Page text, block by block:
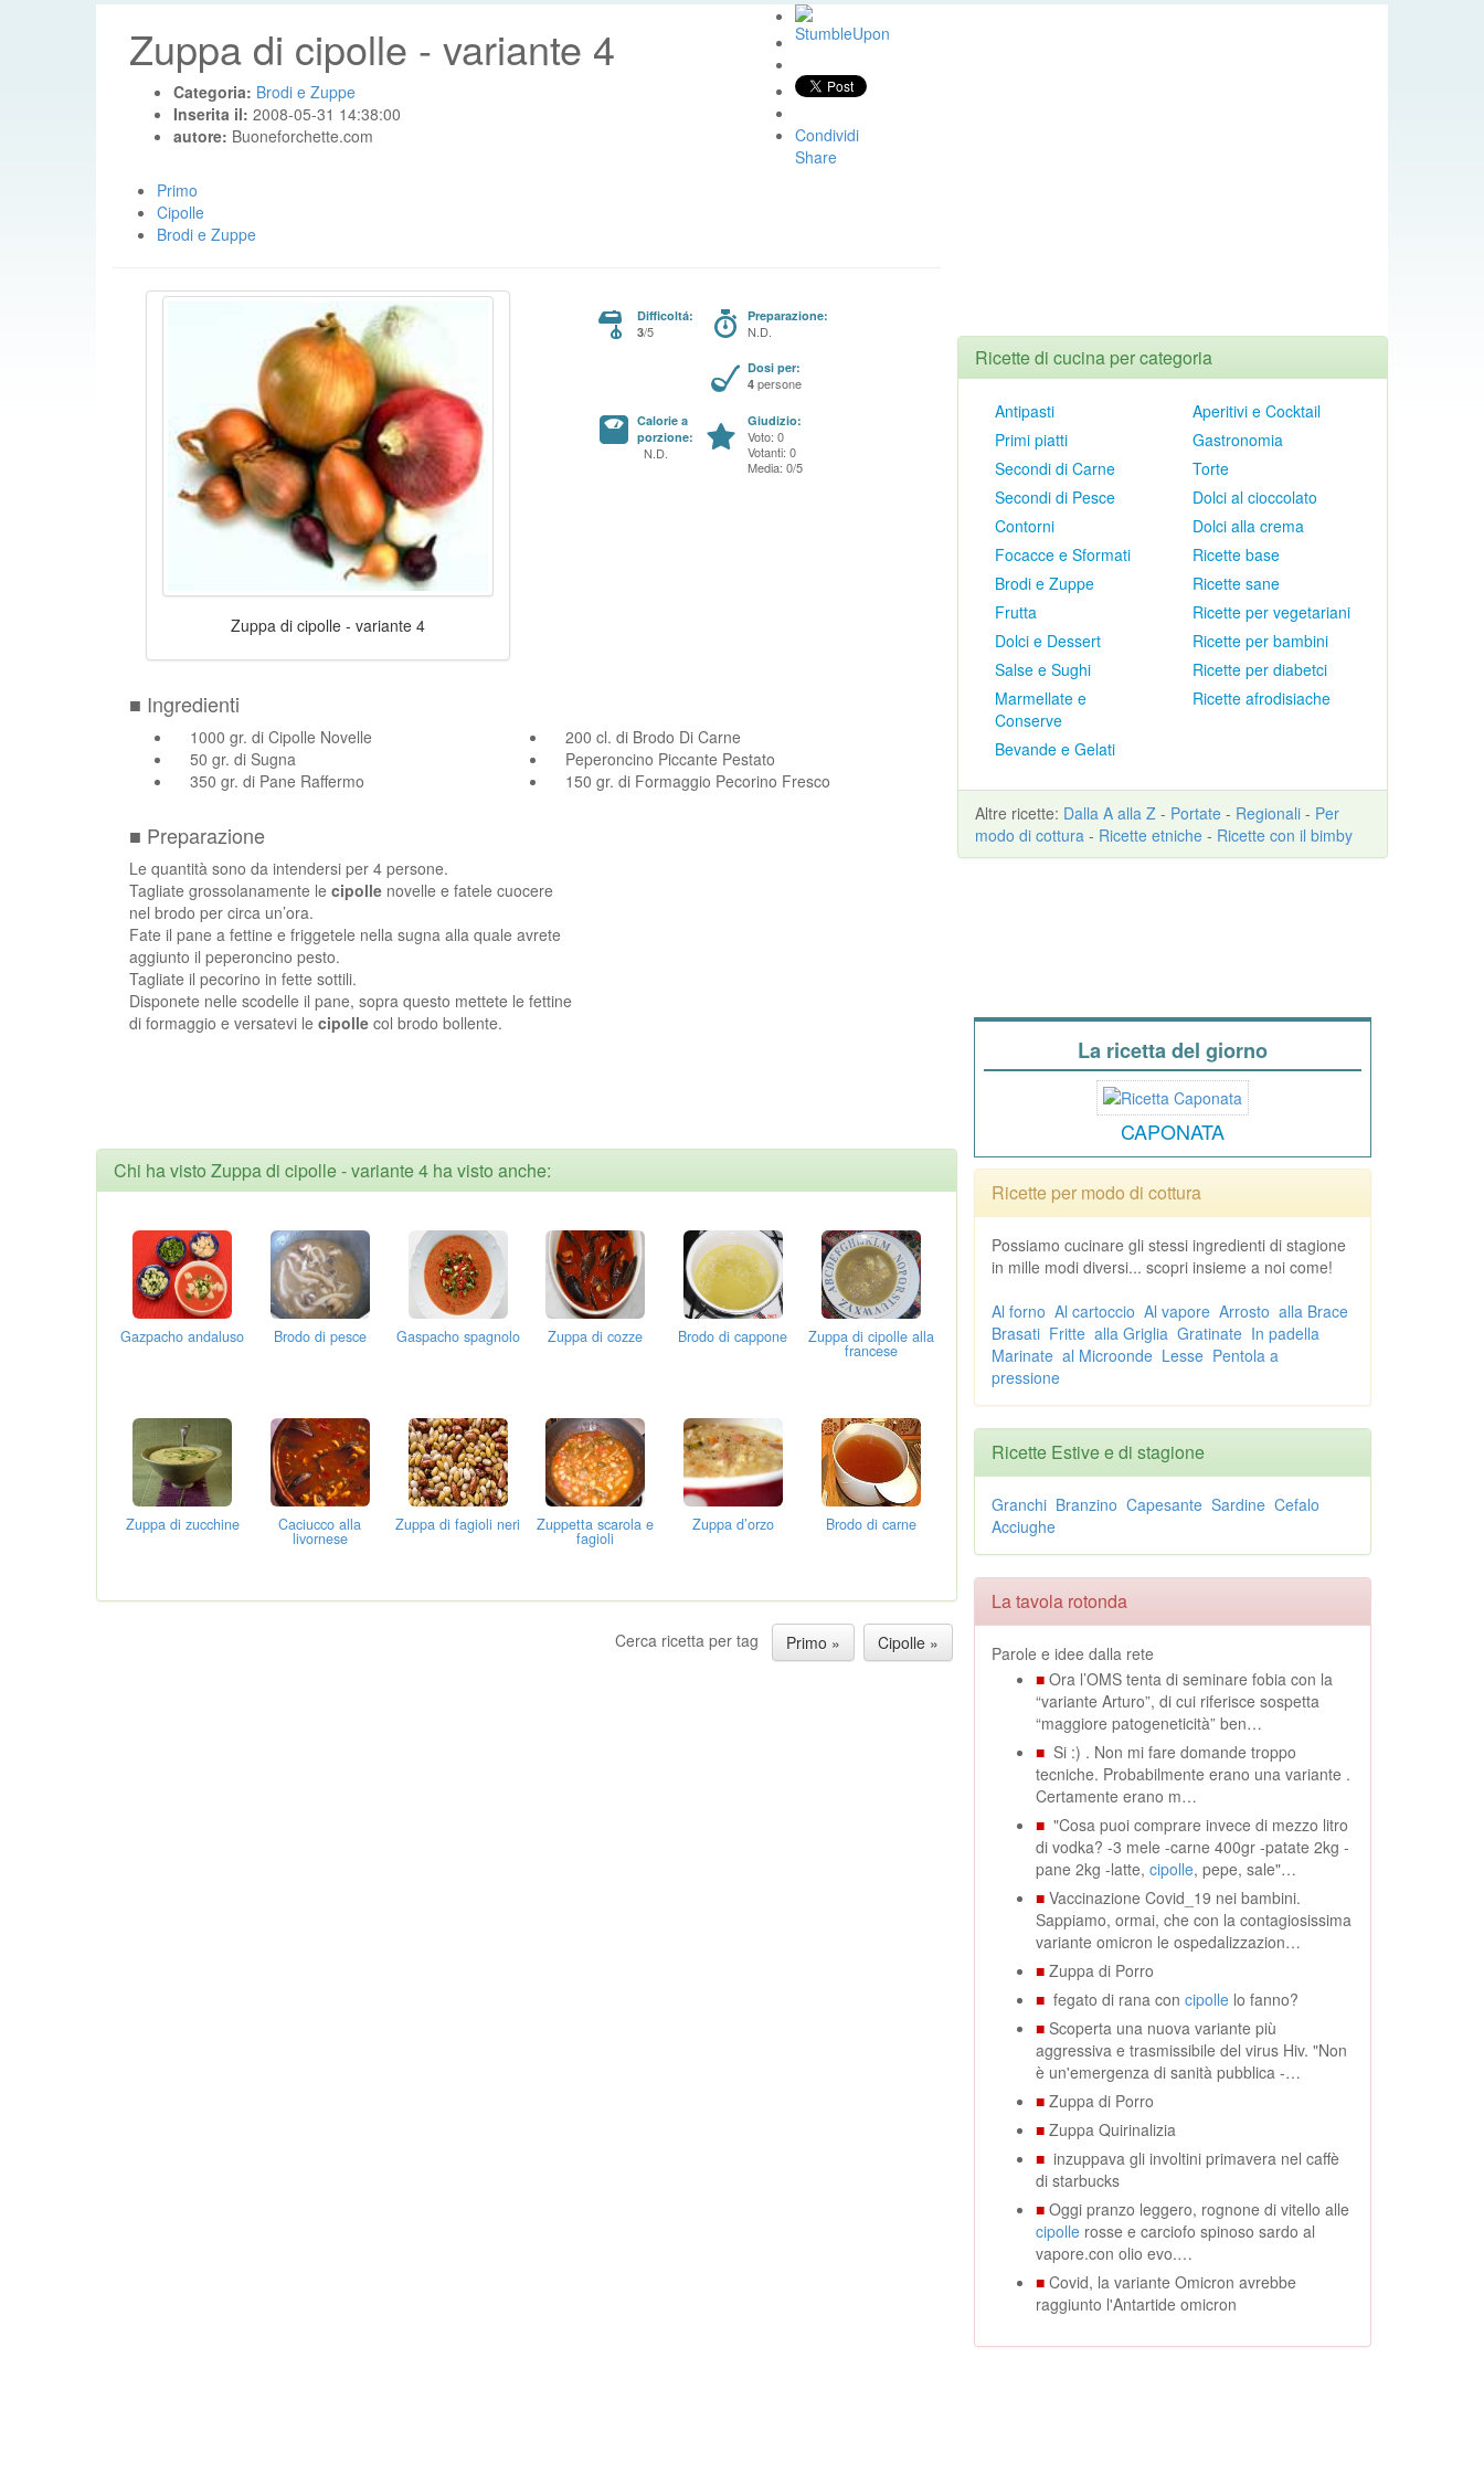
Zuppa di cipolle - variante 4
Categoria: Brodi e Zuppe
Inserita il: 2008-05-31 14:38:00
autore: Buoneforchette.com
Condividi
Share
Primo
Cipolle
Brodi e Zuppe
Zuppa di cipolle - variante 4
Difficoltá:
3/5
Preparazione:
N.D.
Dosi per:
4 persone
Calorie a
porzione:
N.D.
Giudizio:
Voto: 0
Votanti: 0
Media: 0/5
■ Ingredienti
1000 gr. di Cipolle Novelle
200 cl. di Brodo Di Carne
50 gr. di Sugna
Peperoncino Piccante Pestato
350 gr. di Pane Raffermo
150 gr. di Formaggio Pecorino Fresco
■ Preparazione
Le quantità sono da intendersi per 4 persone.
Tagliate grossolanamente le cipolle novelle e fatele cuocere
nel brodo per circa un’ora.
Fate il pane a fettine e friggetele nella sugna alla quale avrete
aggiunto il peperoncino pesto.
Tagliate il pecorino in fette sottili.
Disponete nelle scodelle il pane, sopra questo mettete le fettine
di formaggio e versatevi le cipolle col brodo bollente.
Chi ha visto Zuppa di cipolle - variante 4 ha visto anche:
Gazpacho andaluso Brodo di pesce Gaspacho spagnolo Zuppa di cozze Brodo di cappone Zuppa di cipolle alla
francese
Zuppa di zucchine Caciucco alla
livornese
Zuppa di fagioli neri Zuppetta scarola e
fagioli
Zuppa d’orzo Brodo di carne
Cerca ricetta per tag Primo » Cipolle »
Ricette di cucina per categoria
Antipasti
Primi piatti
Secondi di Carne
Secondi di Pesce
Contorni
Focacce e Sformati
Brodi e Zuppe
Frutta
Dolci e Dessert
Salse e Sughi
Marmellate e
Conserve
Bevande e Gelati
Aperitivi e Cocktail
Gastronomia
Torte
Dolci al cioccolato
Dolci alla crema
Ricette base
Ricette sane
Ricette per vegetariani
Ricette per bambini
Ricette per diabetci
Ricette afrodisiache
Altre ricette: Dalla A alla Z - Portate - Regionali - Per
modo di cottura - Ricette etniche - Ricette con il bimby
La ricetta del giorno
CAPONATA
Ricette per modo di cottura
Possiamo cucinare gli stessi ingredienti di stagione
in mille modi diversi... scopri insieme a noi come!
Al forno Al cartoccio Al vapore Arrosto alla Brace
Brasati Fritte alla Griglia Gratinate In padella
Marinate al Microonde Lesse Pentola a
pressione
Ricette Estive e di stagione
Granchi Branzino Capesante Sardine Cefalo
Acciughe
La tavola rotonda
Parole e idee dalla rete
■ Ora l’OMS tenta di seminare fobia con la
“variante Arturo”, di cui riferisce sospetta
“maggiore patogeneticità” ben…
■ Si :) . Non mi fare domande troppo
tecniche. Probabilmente erano una variante .
Certamente erano m…
■ "Cosa puoi comprare invece di mezzo litro
di vodka? -3 mele -carne 400gr -patate 2kg -
pane 2kg -latte, cipolle, pepe, sale"…
■ Vaccinazione Covid_19 nei bambini.
Sappiamo, ormai, che con la contagiosissima
variante omicron le ospedalizzazion…
■ Zuppa di Porro
■ fegato di rana con cipolle lo fanno?
■ Scoperta una nuova variante più
aggressiva e trasmissibile del virus Hiv. "Non
è un'emergenza di sanità pubblica -…
■ Zuppa di Porro
■ Zuppa Quirinalizia
■ inzuppava gli involtini primavera nel caffè
di starbucks
■ Oggi pranzo leggero, rognone di vitello alle
cipolle rosse e carciofo spinoso sardo al
vapore.con olio evo.…
■ Covid, la variante Omicron avrebbe
raggiunto l'Antartide omicron